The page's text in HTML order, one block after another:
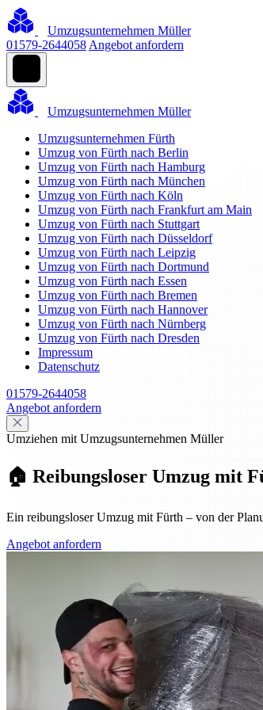
Umzugsunternehmen Müller
01579-2644058 Angebot anfordern
Umzugsunternehmen Müller
Umzugsunternehmen Fürth
Umzug von Fürth nach Berlin
Umzug von Fürth nach Hamburg
Umzug von Fürth nach München
Umzug von Fürth nach Köln
Umzug von Fürth nach Frankfurt am Main
Umzug von Fürth nach Stuttgart
Umzug von Fürth nach Düsseldorf
Umzug von Fürth nach Leipzig
Umzug von Fürth nach Dortmund
Umzug von Fürth nach Essen
Umzug von Fürth nach Bremen
Umzug von Fürth nach Hannover
Umzug von Fürth nach Nürnberg
Umzug von Fürth nach Dresden
Impressum
Datenschutz
01579-2644058
Angebot anfordern
Umziehen mit Umzugsunternehmen Müller
🏠 Reibungsloser Umzug mit
Ein reibungsloser Umzug mit Fürth – von der
Angebot anfordern